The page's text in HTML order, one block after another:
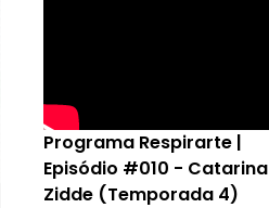
Programa Respirarte |
Episódio #010 - Catarina
Zidde (Temporada 4)